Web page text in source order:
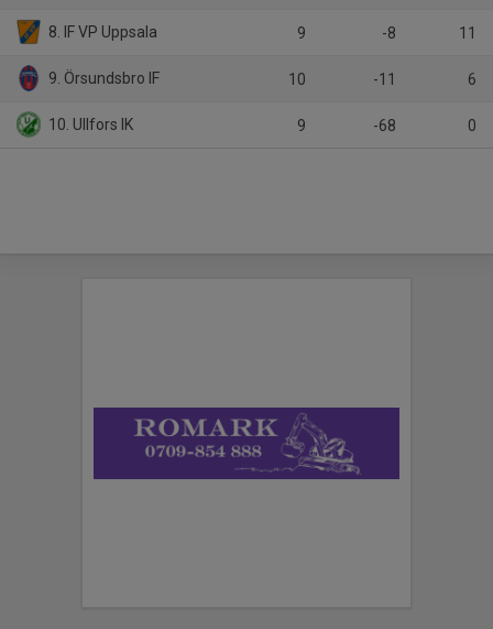
8. IF VP Uppsala 9 -8 11
9. Örsundsbro IF 10 -11 6
10. Ullfors IK 9 -68 0